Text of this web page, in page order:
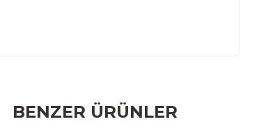
BENZER ÜRÜNLER